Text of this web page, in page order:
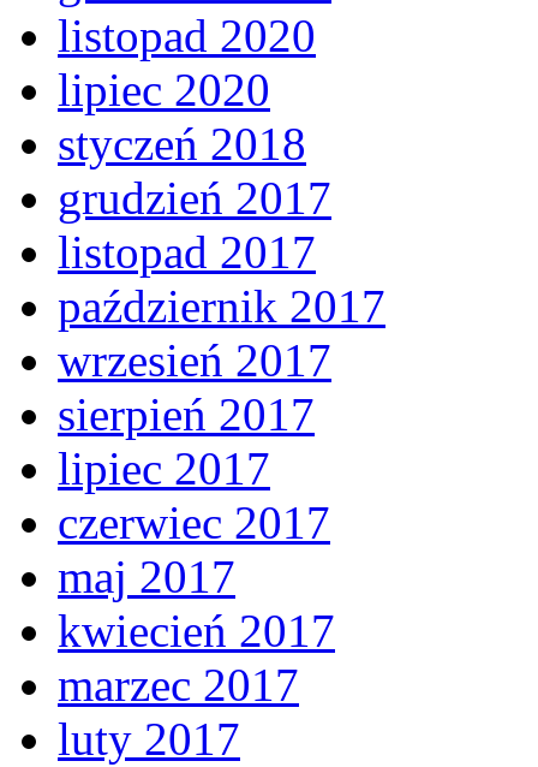
listopad 2020
lipiec 2020
styczeń 2018
grudzień 2017
listopad 2017
październik 2017
wrzesień 2017
sierpień 2017
lipiec 2017
czerwiec 2017
maj 2017
kwiecień 2017
marzec 2017
luty 2017